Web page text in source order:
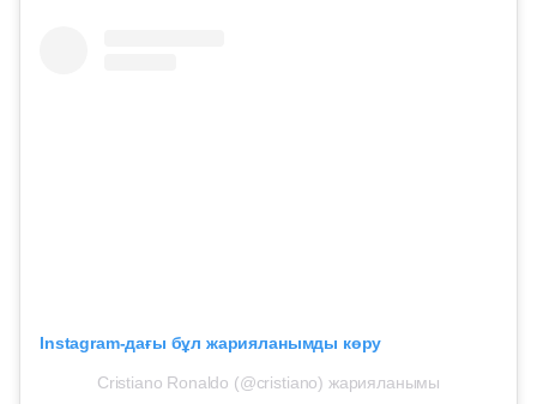
Instagram-дағы бұл жарияланымды көру
Cristiano Ronaldo (@cristiano) жарияланымы